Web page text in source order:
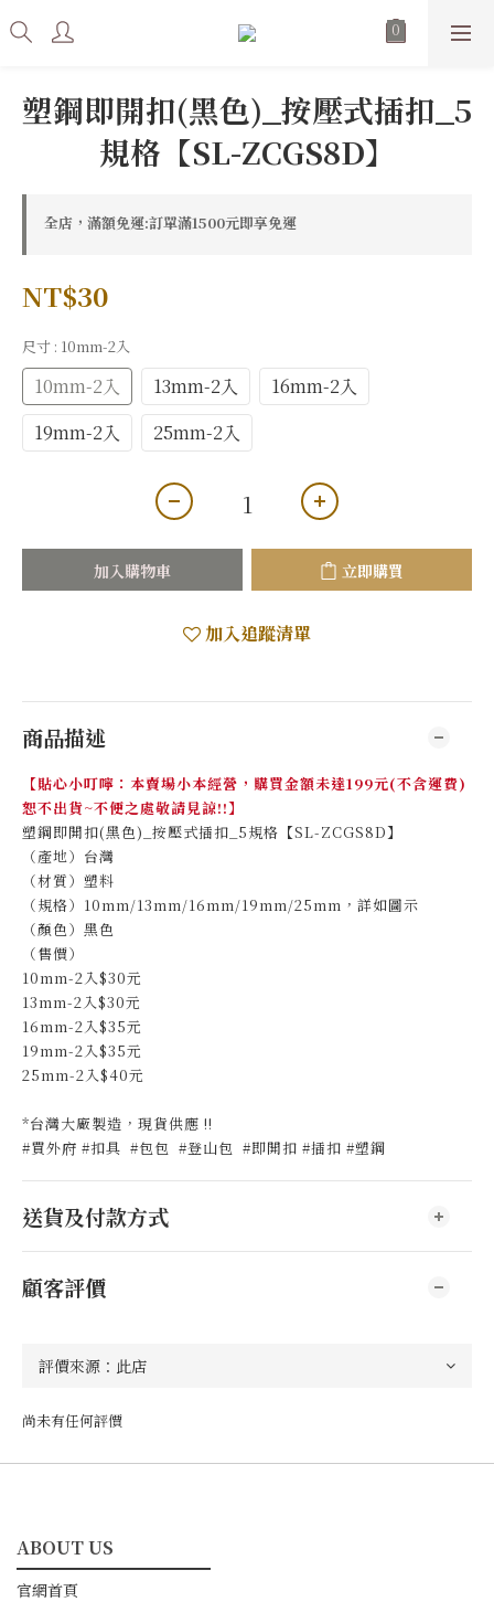
塑鋼即開扣(黑色)_按壓式插扣_5
規格【SL-ZCGS8D】
全店，滿額免運:訂單滿1500元即享免運
NT$30
尺寸 : 10mm-2入
10mm-2入 13mm-2入
16mm-2入
19mm-2入
25mm-2入
加入購物車 立即購買
加入追蹤清單
商品描述
【貼心小叮嚀：本賣場小本經營，購買金額未達199元(不含運費)
恕不出貨~不便之處敬請見諒!!】
塑鋼即開扣(黑色)_按壓式插扣_5規格【SL-ZCGS8D】
（產地）台灣
（材質）塑料
（規格）10mm/13mm/16mm/19mm/25mm，詳如圖示
（顏色）黑色
（售價）
10mm-2入$30元
13mm-2入$30元
16mm-2入$35元
19mm-2入$35元
25mm-2入$40元
*台灣大廠製造，現貨供應 !!
#買外府 #扣具 #包包 #登山包 #即開扣 #插扣 #塑鋼
送貨及付款方式
顧客評價
尚未有任何評價
ABOUT US
━━━━━━━━━━━
官網首頁